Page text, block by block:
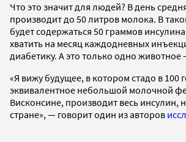
Что это значит для людей? В день
производит до 50 литров молока. В
будет содержаться 50 граммов
хватить на месяц каждодневных
диабетику. А это только одно животное
«Я вижу будущее, в котором стадо в 100
эквивалентное небольшой молочной
Висконсине, производит весь инсулин,
стране», — говорит один из авторов